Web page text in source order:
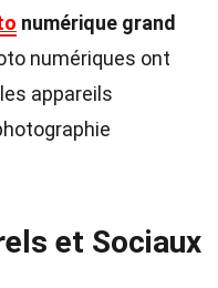
numérique grand
numériques ont
appareils
et Sociaux